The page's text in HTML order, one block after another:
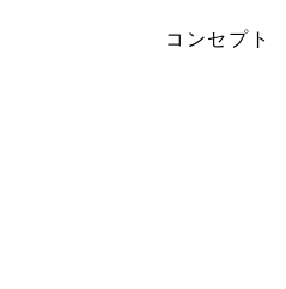
コンセプト